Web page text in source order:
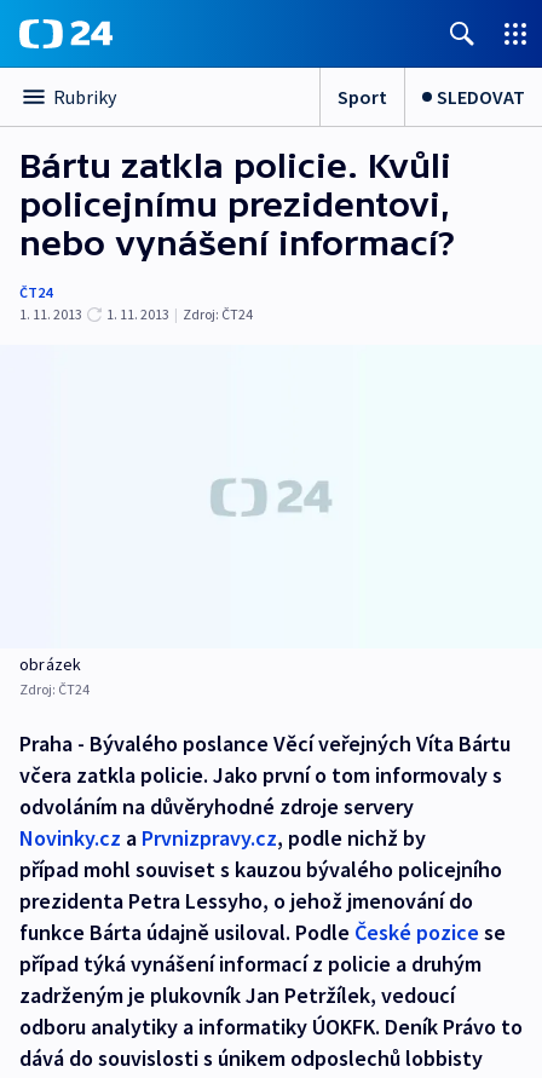
Rubriky Sport SLEDOVAT
Bártu zatkla policie. Kvůli
policejnímu prezidentovi,
nebo vynášení informací?
ČT24
1. 11. 2013
1. 11. 2013 | Zdroj: ČT24
obrázek
Zdroj: ČT24
Praha - Bývalého poslance Věcí veřejných Víta Bártu
včera zatkla policie. Jako první o tom informovaly s
odvoláním na důvěryhodné zdroje servery
Novinky.cz a Prvnizpravy.cz, podle nichž by
případ mohl souviset s kauzou bývalého policejního
prezidenta Petra Lessyho, o jehož jmenování do
funkce Bárta údajně usiloval. Podle České pozice se
případ týká vynášení informací z policie a druhým
zadrženým je plukovník Jan Petržílek, vedoucí
odboru analytiky a informatiky ÚOKFK. Deník Právo to
dává do souvislosti s únikem odposlechů lobbisty